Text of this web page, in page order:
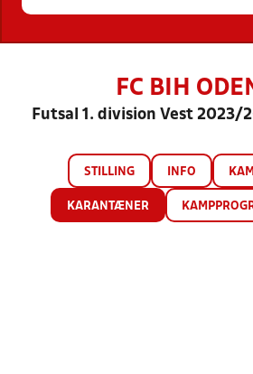
FC BIH
Futsal 1. division Vest 2023/
STILLING INFO
KARANTÆNER